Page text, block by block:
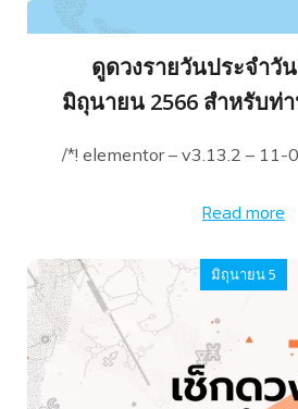
ดูดวงรายวันประจำวั
มิถุนายน 2566 สำหรับท่
/*! elementor – v3.13.2 – 11-
Read more
มิถุนายน 5